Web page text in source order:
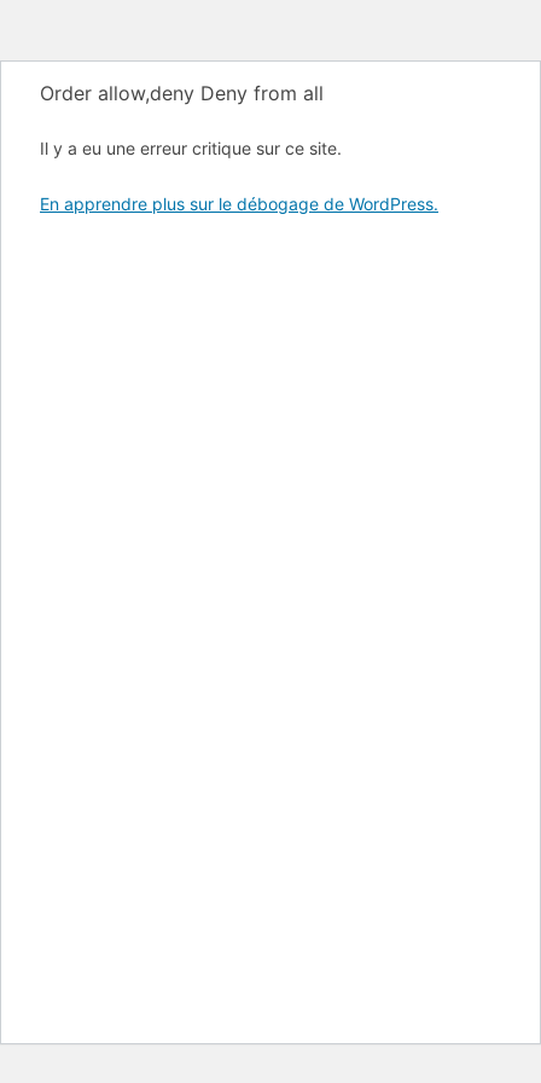
Order allow,deny Deny from all
Il y a eu une erreur critique sur ce site.
En apprendre plus sur le débogage de WordPress.